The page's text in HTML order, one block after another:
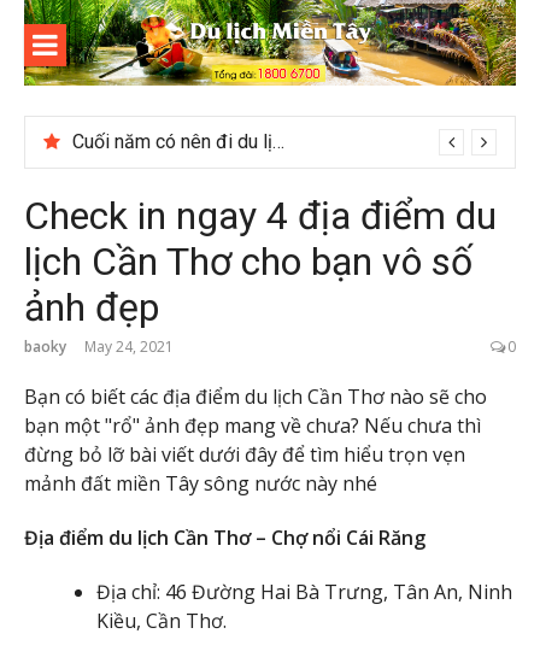
Skip
content
Du lịch
Miền Tây
Cuối năm có nên đi du lịch Phú Quốc không?
Check in ngay 4 địa điểm du
lịch Cần Thơ cho bạn vô số
ảnh đẹp
baoky May 24, 2021 0
Bạn có biết các địa điểm du lịch Cần Thơ nào sẽ cho
bạn một "rổ" ảnh đẹp mang về chưa? Nếu chưa thì
đừng bỏ lỡ bài viết dưới đây để tìm hiểu trọn vẹn
mảnh đất miền Tây sông nước này nhé
Địa điểm du lịch Cần Thơ – Chợ nổi Cái Răng
Địa chỉ: 46 Đường Hai Bà Trưng, Tân An, Ninh
Kiều, Cần Thơ.